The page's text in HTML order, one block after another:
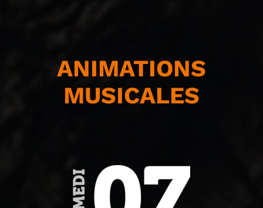
ANIMATIONS
MUSICALES